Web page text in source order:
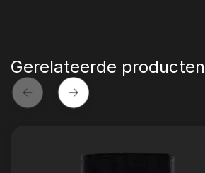
Gerelateerde producten